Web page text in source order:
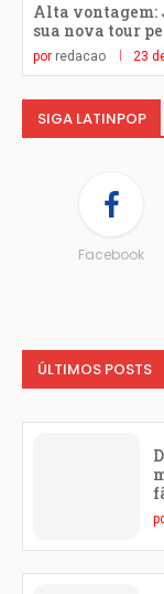
Alta vontagem:
sua nova tour
por redacao 23
SIGA LATINPOP
Facebook
ÚLTIMOS POSTS